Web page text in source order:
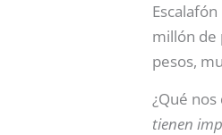
millón de
pesos,
¿Qué
tienen